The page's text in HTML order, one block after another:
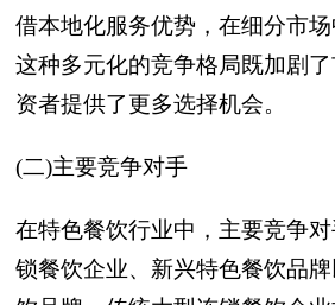
借本地化服务优势，在细分市场
这种多元化的竞争格局既加剧
资者提供了更多选择机会。
(二)主要竞争对手
在特色餐饮行业中，主要竞争
锁餐饮企业、新兴特色餐饮品